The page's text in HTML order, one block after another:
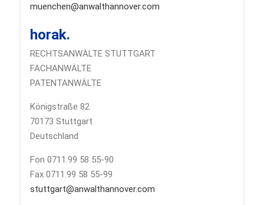
muenchen@anwalthannover.com
horak.
RECHTSANWÄLTE STUTTGART
FACHANWÄLTE
PATENTANWÄLTE
Königstraße 82
70173 Stuttgart
Deutschland
Fon 0711.99 58 55-90
Fax 0711.99 58 55-99
stuttgart@anwalthannover.com